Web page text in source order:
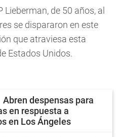
Lieberman, de 50 años, al
se dispararon en este
que atraviesa esta
Estados Unidos.
Abren despensas para
en respuesta a
en Los Ángeles